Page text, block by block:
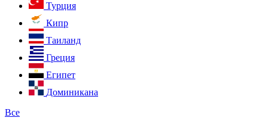
Турция
Кипр
Таиланд
Греция
Египет
Доминикана
Все